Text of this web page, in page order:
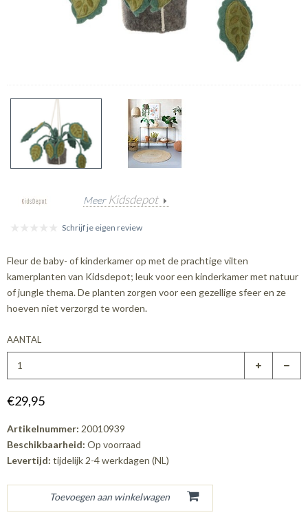
Meer Kidsdepot
Schrijf je eigen review
Fleur de baby- of kinderkamer op met de prachtige vilten
kamerplanten van Kidsdepot; leuk voor een kinderkamer met natuur
of jungle thema. De planten zorgen voor een gezellige sfeer en ze
hoeven niet verzorgd te worden.
AANTAL
€29,95
Artikelnummer: 20010939
Beschikbaarheid: Op voorraad
Levertijd: tijdelijk 2-4 werkdagen (NL)